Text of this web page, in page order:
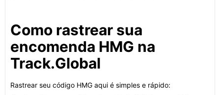
Como rastrear sua
encomenda HMG na
Track.Global
Rastrear seu código HMG aqui é simples e rápido: